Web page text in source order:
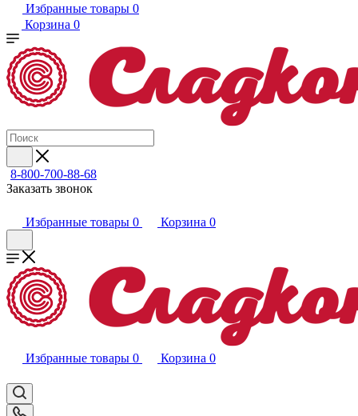
Избранные товары 0
Корзина 0
8-800-700-88-68
Заказать звонок
Избранные товары 0 Корзина 0
Избранные товары 0 Корзина 0